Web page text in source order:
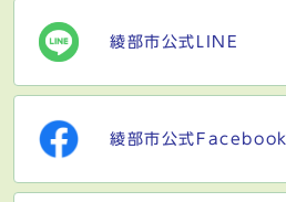
綾部市公式LINE
綾部市公式Facebook